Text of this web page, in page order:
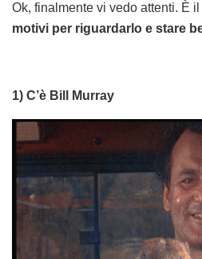
Ok, finalmente vi vedo attenti. È
motivi per riguardarlo e stare
1) C’è Bill Murray